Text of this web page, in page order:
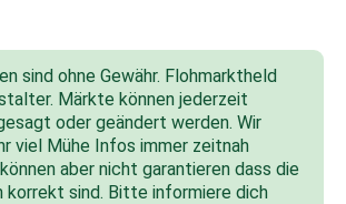
sind ohne Gewähr. Flohmarktheld
Märkte können jederzeit
oder geändert werden. Wir
viel Mühe Infos immer zeitnah
aber nicht garantieren dass die
korrekt sind. Bitte informiere dich